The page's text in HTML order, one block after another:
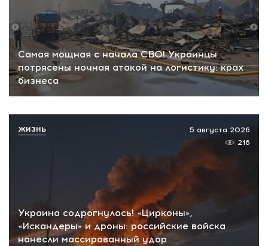
Самая мощная с начала СВО! Украинцы
потрясены ночная атакой на логистику: крах
бизнеса
Украина содрогнулась! «Цирконы»,
«Искандеры» и дроны: российские войска
нанесли массированный удар
5 августа 2026
216
ЖИЗНЬ